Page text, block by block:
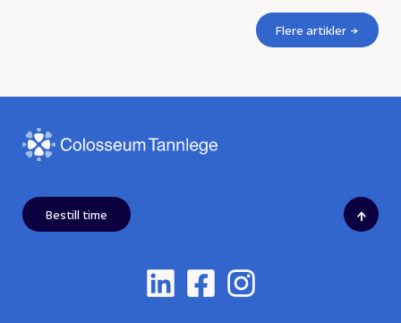
Flere artikler
Bestill time ↑